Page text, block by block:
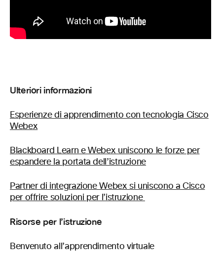
Ulteriori informazioni
Esperienze di apprendimento con tecnologia Cisco
Webex
Blackboard Learn e Webex uniscono le forze per
espandere la portata dell’istruzione
Partner di integrazione Webex si uniscono a Cisco
per offrire soluzioni per l’istruzione
Risorse per l’istruzione
Benvenuto all’apprendimento virtuale